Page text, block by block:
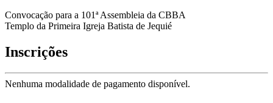
Convocação para a 101ª Assembleia da CBBA
Templo da Primeira Igreja Batista de Jequié
Inscrições
Nenhuma modalidade de pagamento disponível.